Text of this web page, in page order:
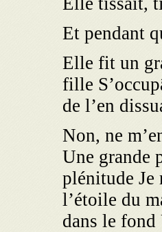
Et pendant
Elle fit un
fille
de l’en
Non, ne
Une grande
plénitude Je
l’étoile du
dans le